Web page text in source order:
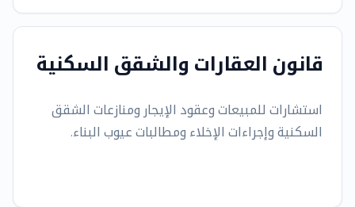
قانون العقارات والشقق السكنية
استشارات للمبيعات وعقود الإيجار ومنازعات الشقق
السكنية وإجراءات الإخلاء ومطالبات عيوب البناء.